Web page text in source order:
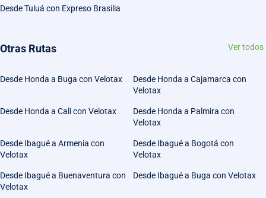
Desde Tuluá con Expreso Brasilia
Otras Rutas Ver todos
Desde Honda a Buga con Velotax
Desde Honda a Cajamarca con
Velotax
Desde Honda a Cali con Velotax
Desde Honda a Palmira con
Velotax
Desde Ibagué a Armenia con
Velotax
Desde Ibagué a Bogotá con
Velotax
Desde Ibagué a Buenaventura con
Velotax
Desde Ibagué a Buga con Velotax